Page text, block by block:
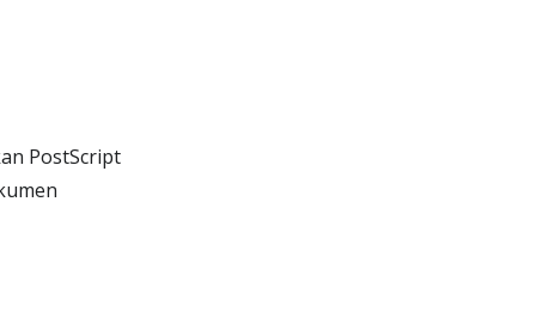
PostScript